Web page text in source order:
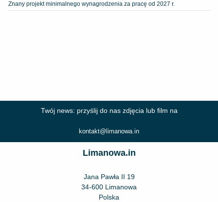
Znany projekt minimalnego wynagrodzenia za pracę od 2027 r.
Twój news: przyślij do nas zdjęcia lub film na
kontakt@limanowa.in
Limanowa.in
Jana Pawła II 19
34-600 Limanowa
Polska